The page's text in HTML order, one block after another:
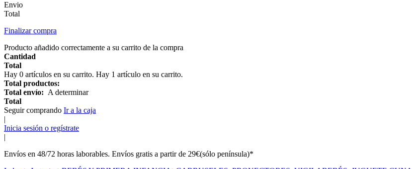
Envio
Total
Finalizar compra
Producto añadido correctamente a su carrito de la compra
Cantidad
Total
Hay 0 artículos en su carrito. Hay 1 artículo en su carrito.
Total productos:
Total envío: A determinar
Total
Seguir comprando Ir a la caja
|
Inicia sesión o regístrate
|
Envíos en 48/72 horas laborables. Envíos gratis a partir de 29€(sólo península)*